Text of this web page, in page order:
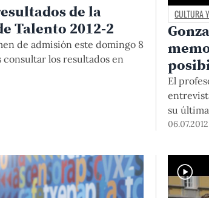
de la
Talento 2012-2
de admisión este domingo 8
los resultados en
CULTURA
El
su
06.07.2012